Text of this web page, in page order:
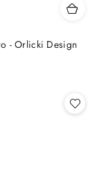
- Orlicki Design